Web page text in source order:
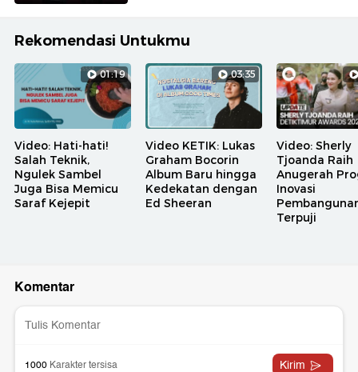
Rekomendasi Untukmu
01:19
Video: Hati-hati!
Salah Teknik,
Ngulek Sambel
Juga Bisa Memicu
Saraf Kejepit
03:35
Video KETIK: Lukas
Graham Bocorin
Album Baru hingga
Kedekatan dengan
Ed Sheeran
Video: Sherly
Tjoanda Raih
Anugerah
Inovasi
Terpuji